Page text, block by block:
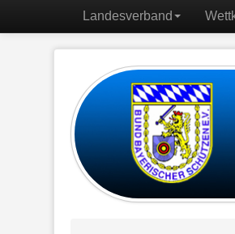
Landesverband